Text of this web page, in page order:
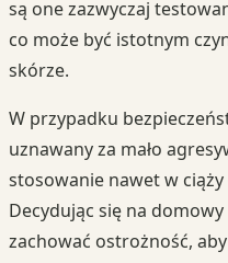
są one zazwyczaj
co może być istotnym
skórze.
W przypadku
uznawany za mało
stosowanie nawet w
Decydując się na
zachować ostrożność,